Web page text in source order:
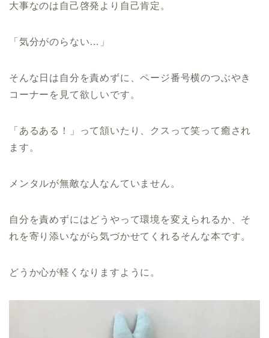
大事なのは自己啓発より自己肯定。
「気分がのらない…」
そんな日は自分を責めずに、ページ番号横のつぶやき
コーナーを見て欲しいです。
「あるある！」って頷いたり、クスって笑って癒され
ます。
メンタルが無敵な人なんていません。
自分を責めずにはどうやって環境を変えられるか、そ
れを寄り添いながら気づかせてくれるそんな本です。
どうか心が軽くなりますように。